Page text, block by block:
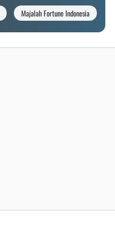
Majalah Fortune Indonesia